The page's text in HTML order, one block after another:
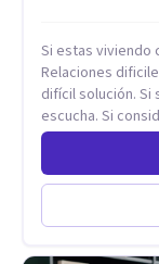
sistema
infancia y
transformar
origen. Si buscas un proceso superficial, este no es el lugar.
Pero si estás
raíz de lo que te
es una de las
cuando sanas tu
de elegir y de
Si estas viviendo
Relaciones
difícil solución. Si
escucha. Si
comprensión. Si
sueños, deseos.
grave, pero
intención es hacer
en comunicarte a